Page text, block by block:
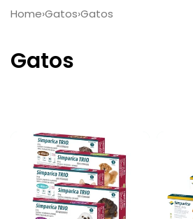
Home›Gatos›Gatos
C
Gatos